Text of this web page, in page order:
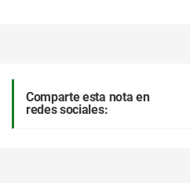
Comparte esta nota en
redes sociales: